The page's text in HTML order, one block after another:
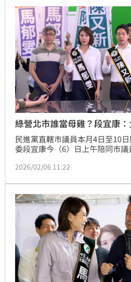
綠營北市誰當母雞？段宜康
民進黨直轄市議員本月4日至10
委段宜康今（6）日上午陪同市
人選，段宜康表示，支持者的焦
產生，本來就要有一段過程，這
分，請大家期待，民進黨一定會
帶領年底的大選。
2026/02/06 11:22